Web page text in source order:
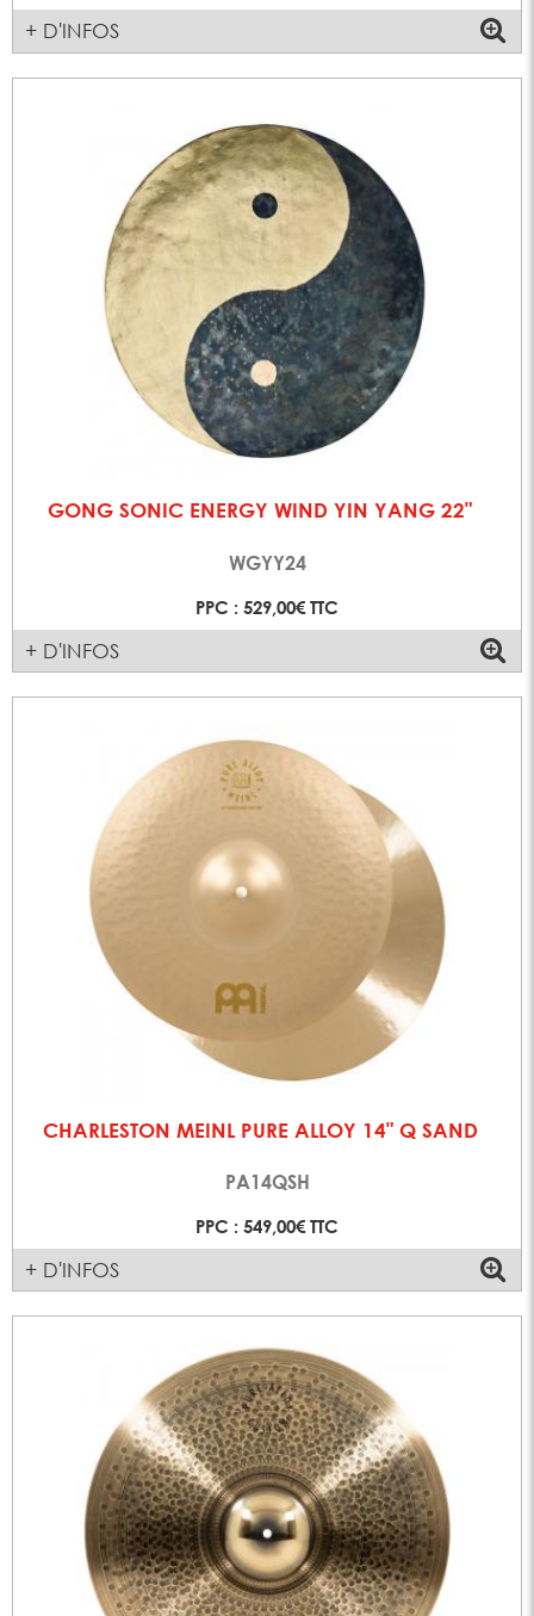
+ D'INFOS
GONG SONIC ENERGY WIND YIN YANG 22"
WGYY24
PPC : 529,00€ TTC
+ D'INFOS
CHARLESTON MEINL PURE ALLOY 14" Q SAND
PA14QSH
PPC : 549,00€ TTC
+ D'INFOS